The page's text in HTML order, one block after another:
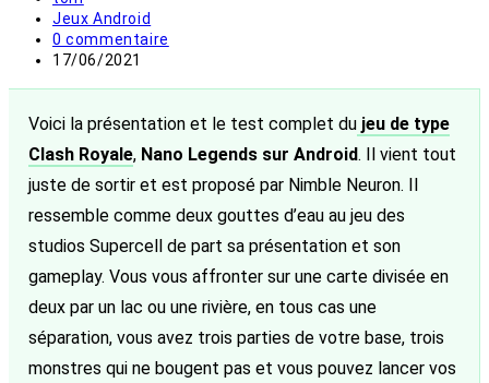
de
la
publication :
Post
category:
Jeux Android
Commentaires
de
0 commentaire
Publication
17/06/2021
Voici la présentation et le test complet du jeu de type
Clash Royale, Nano Legends sur Android. Il vient tout
juste de sortir et est proposé par Nimble Neuron. Il
ressemble comme deux gouttes d’eau au jeu des
studios Supercell de part sa présentation et son
gameplay. Vous vous affronter sur une carte divisée en
deux par un lac ou une rivière, en tous cas une
séparation, vous avez trois parties de votre base, trois
monstres qui ne bougent pas et vous pouvez lancer vos